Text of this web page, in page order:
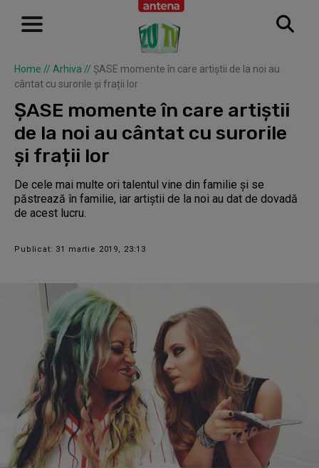
Home // Arhiva // ȘASE momente în care artiștii de la noi au
cântat cu surorile și frații lor
ȘASE momente în care artiștii
de la noi au cântat cu surorile
și frații lor
De cele mai multe ori talentul vine din familie și se
păstrează în familie, iar artiștii de la noi au dat de dovadă
de acest lucru.
Publicat: 31 martie 2019, 23:13